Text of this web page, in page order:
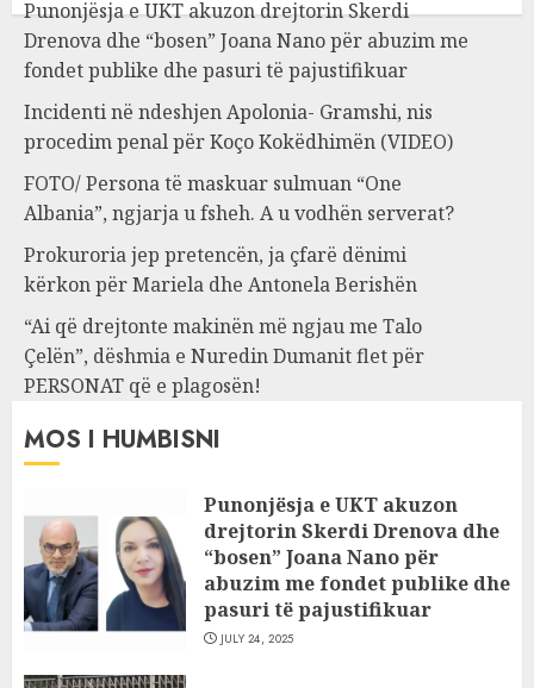
Punonjësja e UKT akuzon drejtorin Skerdi
Drenova dhe “bosen” Joana Nano për abuzim me
fondet publike dhe pasuri të pajustifikuar
Incidenti në ndeshjen Apolonia- Gramshi, nis
procedim penal për Koço Kokëdhimën (VIDEO)
FOTO/ Persona të maskuar sulmuan “One
Albania”, ngjarja u fsheh. A u vodhën serverat?
Prokuroria jep pretencën, ja çfarë dënimi
kërkon për Mariela dhe Antonela Berishën
“Ai që drejtonte makinën më ngjau me Talo
Çelën”, dëshmia e Nuredin Dumanit flet për
PERSONAT që e plagosën!
MOS I HUMBISNI
Punonjësja e UKT akuzon
drejtorin Skerdi Drenova dhe
“bosen” Joana Nano për
abuzim me fondet publike dhe
pasuri të pajustifikuar
JULY 24, 2025